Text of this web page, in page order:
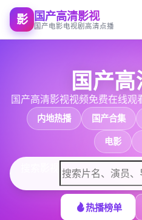
影 国产高清影视
国产电影电视剧高清点播
国产
国产高清影视视频免费在线观
内地热播 国产合集
电影
热播榜单